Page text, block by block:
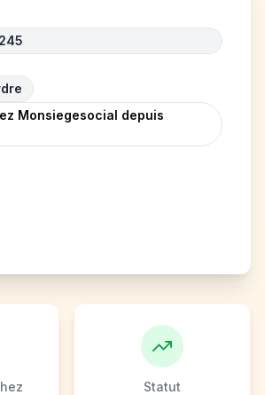
Monsiegesocial depuis
Statut